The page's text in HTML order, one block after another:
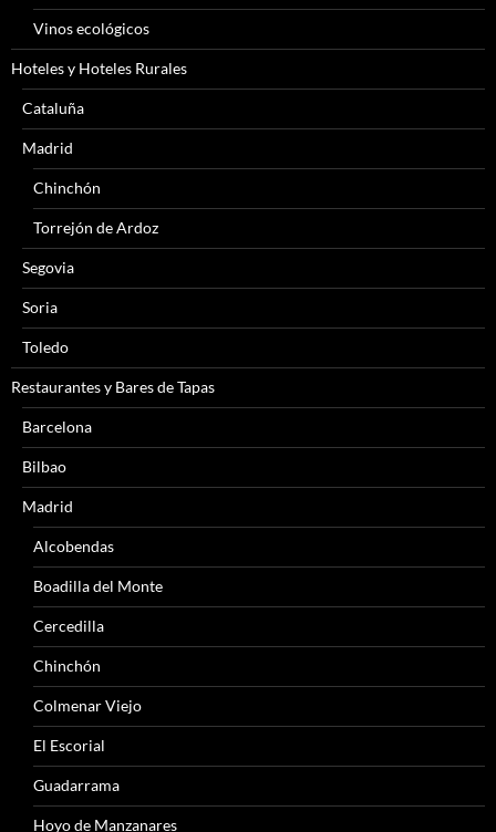
Vinos ecológicos
Hoteles y Hoteles Rurales
Cataluña
Madrid
Chinchón
Torrejón de Ardoz
Segovia
Soria
Toledo
Restaurantes y Bares de Tapas
Barcelona
Bilbao
Madrid
Alcobendas
Boadilla del Monte
Cercedilla
Chinchón
Colmenar Viejo
El Escorial
Guadarrama
Hoyo de Manzanares